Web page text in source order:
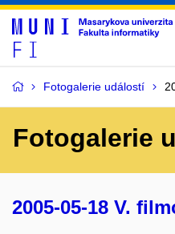
Fotogalerie událostí
Fotogalerie
2005-05-18 V.